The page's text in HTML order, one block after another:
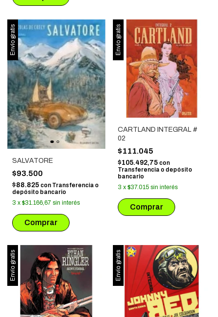
Envío gratis
SALVATORE
$93.500
$88.825 con Transferencia o
depósito bancario
3 x $31.166,67 sin interés
Envío gratis
CARTLAND INTEGRAL #
02
$111.045
$105.492,75 con
Transferencia o depósito
bancario
3 x $37.015 sin interés
Envío gratis Envío gratis